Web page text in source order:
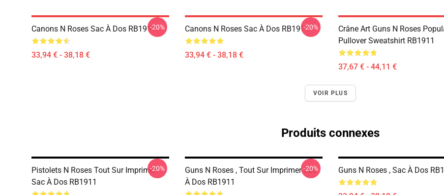
Canons N Roses Sac À Dos RB1911
33,94 € - 38,18 €
-20% Canons N Roses Sac À Dos RB1911
33,94 € - 38,18 €
-20%
Crâne Art Guns N Roses
Pullover Sweatshirt RB1911
37,67 € - 44,11 €
VOIR PLUS
Produits connexes
Pistolets N Roses Tout Sur Imprimer
Sac À Dos RB1911
-20%
Guns N Roses , Tout Sur Imprimer Sac
À Dos RB1911
-20% Guns N Roses , Sac À Dos